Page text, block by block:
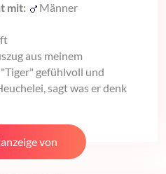
mit:
Männer
aus meinem
gefühlvoll und
sagt was er denk
von